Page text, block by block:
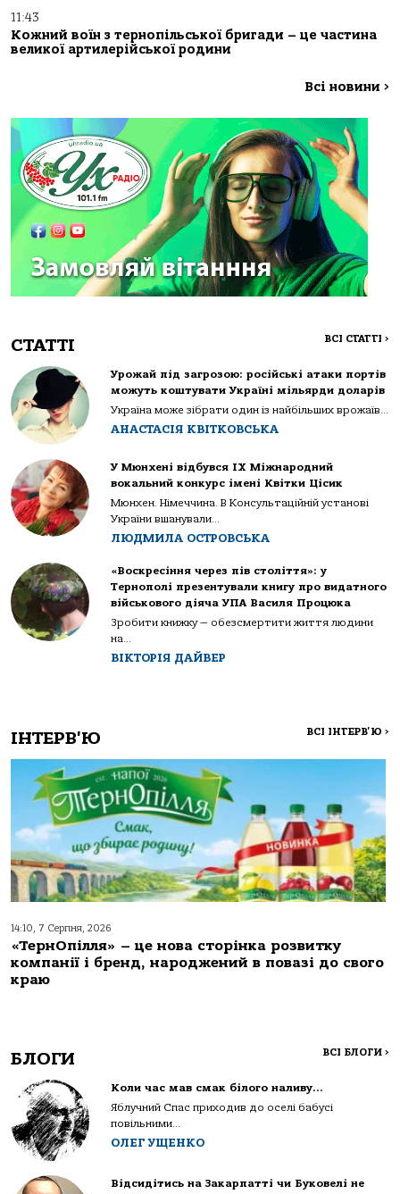
11:43
Кожний воїн з тернопільської бригади – це частина
великої артилерійської родини
Всі новини >
СТАТТІ ВСІ СТАТТІ >
Урожай під загрозою: російські атаки портів
можуть коштувати Україні мільярди доларів
Україна може зібрати один із найбільших врожаїв...
АНАСТАСІЯ КВІТКОВСЬКА
У Мюнхені відбувся IX Міжнародний
вокальний конкурс імені Квітки Цісик
Мюнхен. Німеччина. В Консультаційній установі
України вшанували...
ЛЮДМИЛА ОСТРОВСЬКА
«Воскресіння через пів століття»: у
Тернополі презентували книгу про видатного
військового діяча УПА Василя Процюка
Зробити книжку — обезсмертити життя людини
на...
ВІКТОРІЯ ДАЙВЕР
ІНТЕРВ'Ю ВСІ ІНТЕРВ'Ю >
14:10, 7 Серпня, 2026
«ТернОпілля» – це нова сторінка розвитку
компанії і бренд, народжений в повазі до свого
краю
БЛОГИ ВСІ БЛОГИ >
Коли час мав смак білого наливу…
Яблучний Спас приходив до оселі бабусі
повільними...
ОЛЕГ УЩЕНКО
Відсидітись на Закарпатті чи Буковелі не